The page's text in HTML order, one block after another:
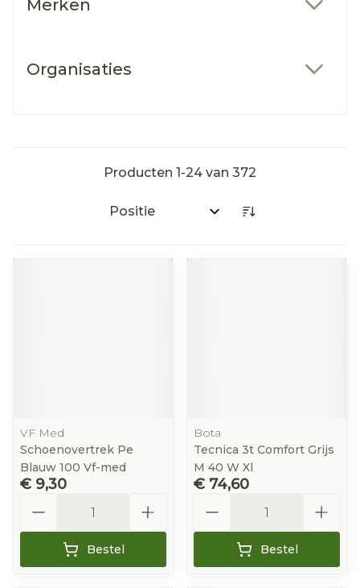
Merken
Organisaties
Producten 1-24 van 372
Sorteer op:
VF Med
Schoenovertrek Pe
Blauw 100 Vf-med
€ 9,30
Bestel
Bota
Tecnica 3t Comfort Grijs
M 40 W Xl
€ 74,60
Bestel